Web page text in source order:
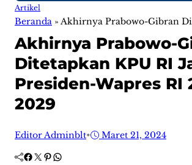
Artikel
Beranda » Akhirnya Prabowo-Gibran
Akhirnya Prabowo-
Ditetapkan KPU RI
Presiden-Wapres RI
2029
Editor Adminblt• Maret 21, 2024
Facebook Twitter Pinterest WhatsApp